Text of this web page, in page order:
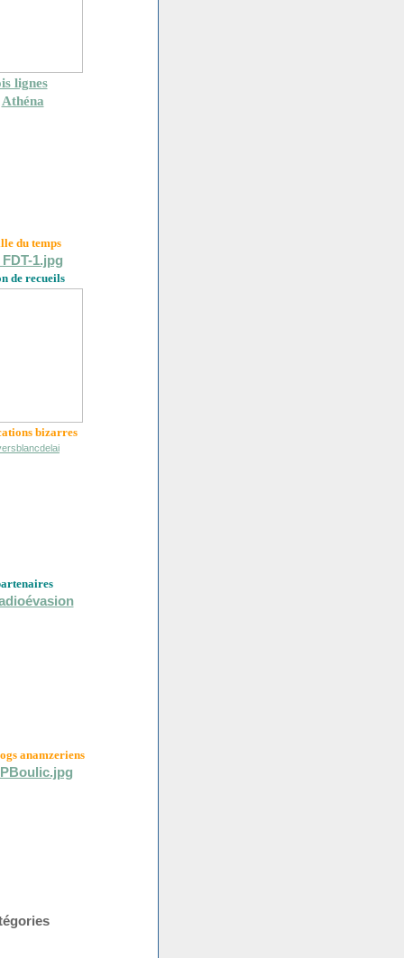
lignes
dutemps
de recueils
bizarres
anamzeriens